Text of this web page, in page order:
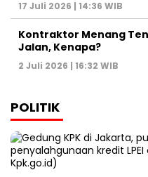
17 Juli 2026 | 14:36 WIB
Kontraktor Menang
Jalan, Kenapa?
2 Juli 2026 | 16:32 WIB
POLITIK